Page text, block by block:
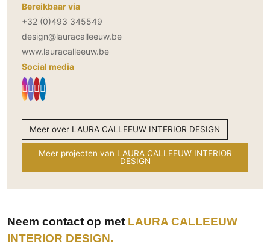
Bereikbaar via
+32 (0)493 345549
design@lauracalleeuw.be
www.lauracalleeuw.be
Social media
Meer over LAURA CALLEEUW INTERIOR DESIGN
Meer projecten van LAURA CALLEEUW INTERIOR
DESIGN
Neem contact op met LAURA CALLEEUW
INTERIOR DESIGN